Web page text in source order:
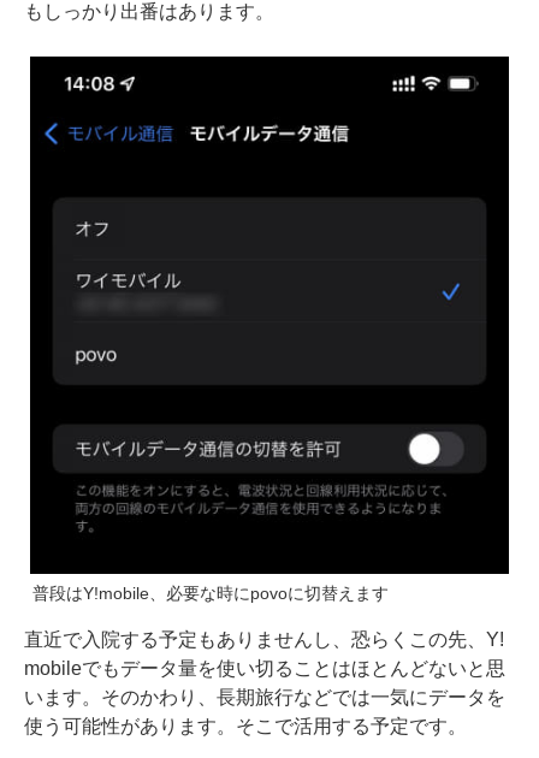
もしっかり出番はあります。
普段はY!mobile、必要な時にpovoに切替えます
直近で入院する予定もありませんし、恐らくこの先、Y!
mobileでもデータ量を使い切ることはほとんどないと思
います。そのかわり、長期旅行などでは一気にデータを
使う可能性があります。そこで活用する予定です。